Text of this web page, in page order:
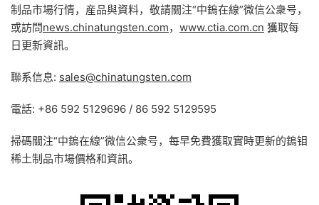
制品市場行情，産品與資料，敬請關注“中鎢在線”微信公衆号，
或訪問news.chinatungsten.com， www.ctia.com.cn 獲取每
日更新資訊。
聯系信息: sales@chinatungsten.com
電話: +86 592 5129696 / 86 592 5129595
掃碼關注“中鎢在線”微信公衆号，每早免費獲取實時更新的鎢钼
稀土制品市場價格和資訊。